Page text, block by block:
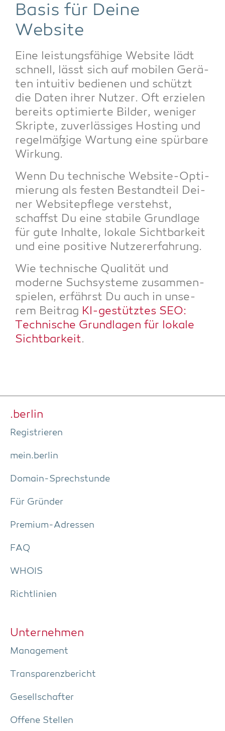
Basis für Dei­ne
Website
Eine leis­tungs­fä­hi­ge Web­site lädt
schnell, lässt sich auf mobi­len Gerä­
ten intui­tiv bedie­nen und schützt
die Daten ihrer Nut­zer. Oft erzie­len
bereits opti­mier­te Bil­der, weni­ger
Skrip­te, zuver­läs­si­ges Hos­ting und
regel­mä­ßi­ge War­tung eine spür­ba­re
Wirkung.
Wenn Du tech­ni­sche Web­site-Opti­
mie­rung als fes­ten Bestand­teil Dei­
ner Web­site­pfle­ge ver­stehst,
schaffst Du eine sta­bi­le Grund­la­ge
für gute Inhal­te, loka­le Sicht­bar­keit
und eine posi­ti­ve Nutzererfahrung.
Wie tech­ni­sche Qua­li­tät und
moder­ne Such­sys­te­me zusam­men­
spie­len, erfährst Du auch in unse­
rem Bei­trag KI-gestütz­tes SEO:
Tech­ni­sche Grund­la­gen für loka­le
Sicht­bar­keit.
.ber­lin
Regis­trie­ren
mein.berlin
Domain-Sprech­stun­de
Für Grün­der
Pre­­mi­um-Adres­­sen
FAQ
WHOIS
Richt­li­ni­en
Unter­neh­men
Manage­ment
Trans­pa­renz­be­richt
Gesell­schaf­ter
Offe­ne Stellen